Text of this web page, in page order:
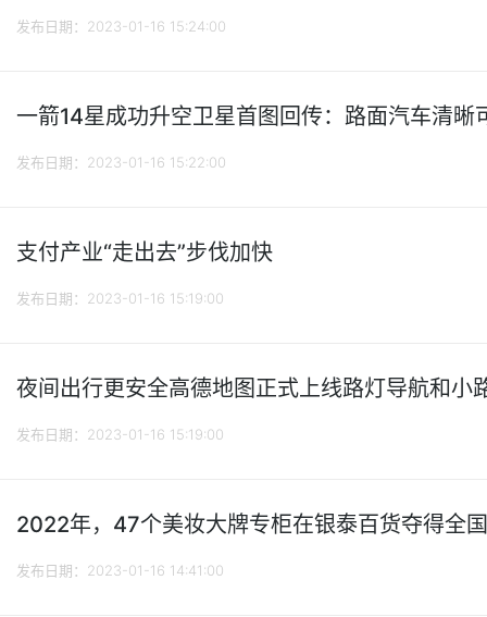
发布日期：2023-01-16 15:24:00
一箭14星成功升空卫星首图回传：路面汽车清晰
发布日期：2023-01-16 15:22:00
支付产业“走出去”步伐加快
发布日期：2023-01-16 15:19:00
夜间出行更安全高德地图正式上线路灯导航和小
发布日期：2023-01-16 15:19:00
2022年，47个美妆大牌专柜在银泰百货夺得全
发布日期：2023-01-16 14:41:00